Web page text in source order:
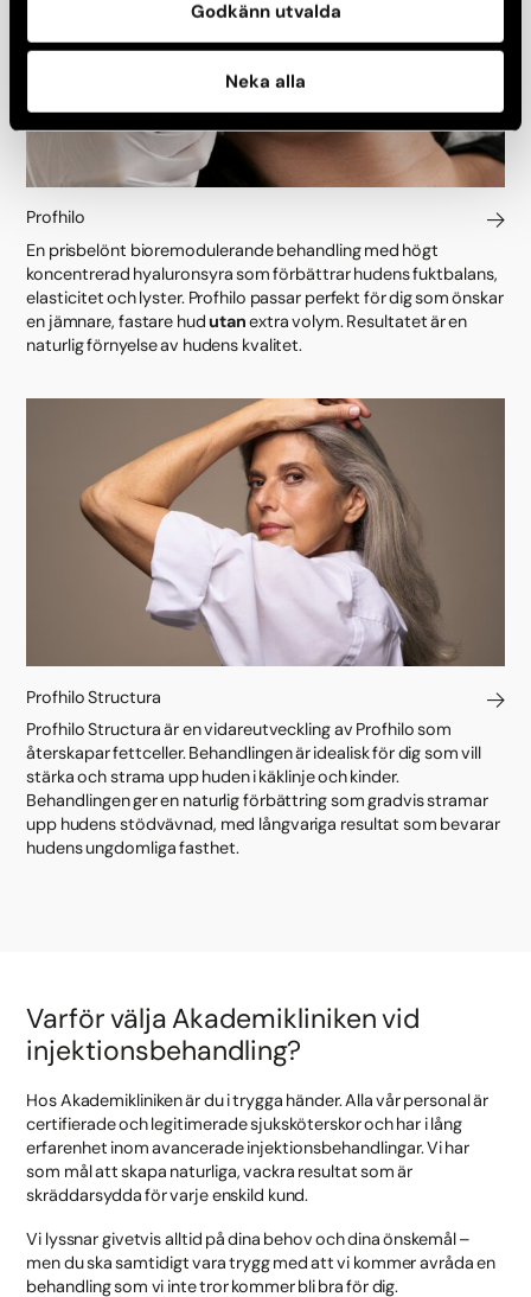
Godkänn utvalda
Neka alla
Profhilo
En prisbelönt bioremodulerande behandling med högt
koncentrerad hyaluronsyra som förbättrar hudens fuktbalans,
elasticitet och lyster. Profhilo passar perfekt för dig som önskar
en jämnare, fastare hudutanextra volym. Resultatet är en
naturlig förnyelse av hudens kvalitet.
Profhilo Structura
Profhilo Structura är en vidareutveckling av Profhilo som
återskapar fettceller. Behandlingen är idealisk för dig som vill
stärka och strama upp huden i käklinje och kinder.
Behandlingen ger en naturlig förbättring som gradvis stramar
upp hudens stödvävnad, med långvariga resultat som bevarar
hudens ungdomliga fasthet.
Varför välja Akademikliniken vid
injektionsbehandling?
Hos Akademikliniken är du i trygga händer. Alla vår personal är
certifierade och legitimerade sjuksköterskor och har i lång
erfarenhet inom avancerade injektionsbehandlingar. Vi har
som mål att skapa naturliga, vackra resultat som är
skräddarsydda för varje enskild kund.
Vi lyssnar givetvis alltid på dina behov och dina önskemål –
men du ska samtidigt vara trygg med att vi kommer avråda en
behandling som vi inte tror kommer bli bra för dig.